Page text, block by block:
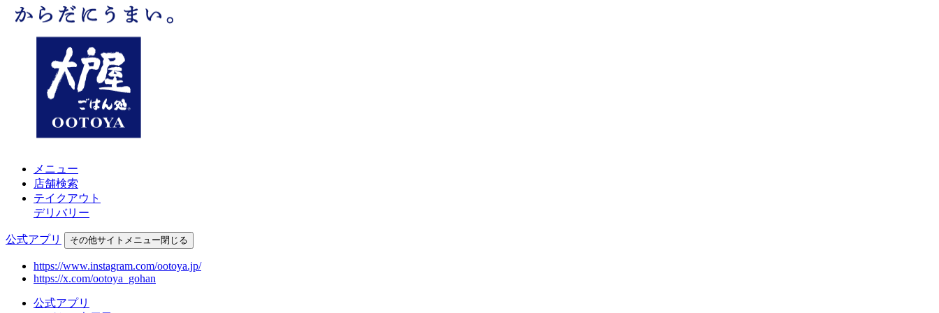
メニュー
店舗検索
テイクアウト
デリバリー
公式アプリ その他サイトメニュー閉じる
https://www.instagram.com/ootoya.jp/
https://x.com/ootoya_gohan
公式アプリ